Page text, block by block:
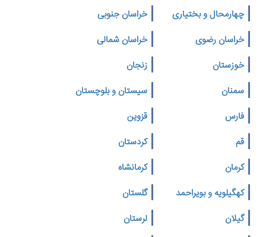
چهارمحال و بختیاری
خراسان جنوبی
خراسان رضوی
خراسان شمالی
خوزستان
زنجان
سمنان
سیستان و بلوچستان
فارس
قزوین
قم
کردستان
کرمان
کرمانشاه
کهگیلویه و بویراحمد
گلستان
گیلان
لرستان